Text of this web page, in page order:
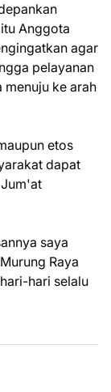
Anggota
agar
pelayanan
ke arah
etos
dapat
saya
Raya
hari selalu